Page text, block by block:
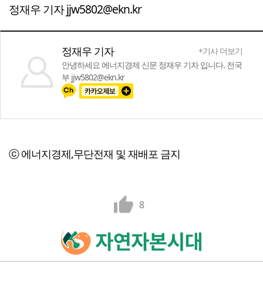
정재우 기자 jjw5802@ekn.kr
정재우 기자
+기사 더보기
안녕하세요 에너지경제 신문 정재우 기자 입니다. 전국
부 jjw5802@ekn.kr
ⓒ 에너지경제,무단전재 및 재배포 금지
8